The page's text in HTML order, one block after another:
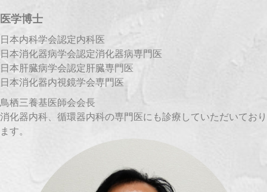
医学博士
日本内科学会認定内科医
日本消化器病学会認定消化器病専門医
日本肝臓病学会認定肝臓専門医
日本消化器内視鏡学会専門医
鳥栖三養基医師会会長
消化器内科、循環器内科の専門医にも診療していただいており
ます。